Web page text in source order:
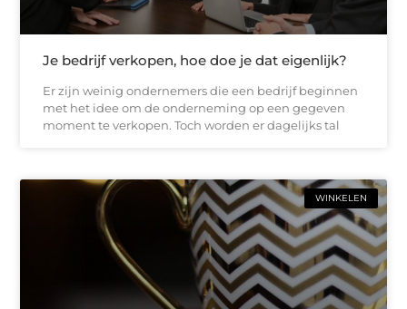
Je bedrijf verkopen, hoe doe je dat eigenlijk?
Er zijn weinig ondernemers die een bedrijf beginnen
met het idee om de onderneming op een gegeven
moment te verkopen. Toch worden er dagelijks tal
WINKELEN